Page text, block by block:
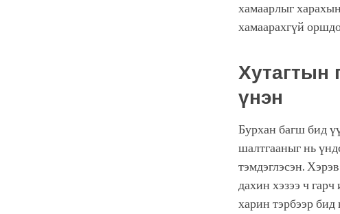
хамаарлыг
хамаарахгүй
Хутагтын
үнэн
Бурхан багш бид
шалтгааныг нь
тэмдэглэсэн.
дахин хэзээ ч
харин тэрбээр